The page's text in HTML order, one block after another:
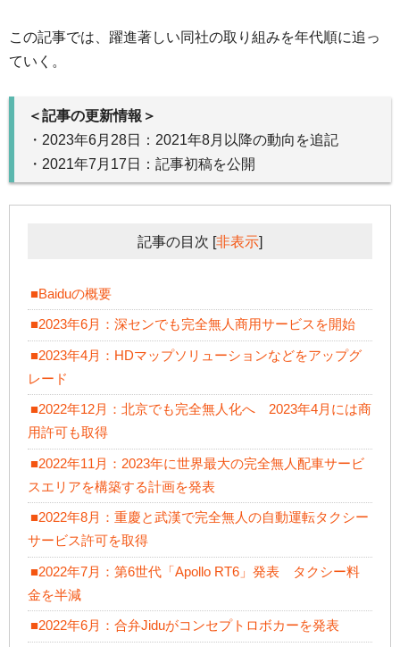
この記事では、躍進著しい同社の取り組みを年代順に追っ
ていく。
＜記事の更新情報＞
・2023年6月28日：2021年8月以降の動向を追記
・2021年7月17日：記事初稿を公開
記事の目次 [非表示]
■Baiduの概要
■2023年6月：深センでも完全無人商用サービスを開始
■2023年4月：HDマップソリューションなどをアップグ
レード
■2022年12月：北京でも完全無人化へ 2023年4月には商
用許可も取得
■2022年11月：2023年に世界最大の完全無人配車サービ
スエリアを構築する計画を発表
■2022年8月：重慶と武漢で完全無人の自動運転タクシー
サービス許可を取得
■2022年7月：第6世代「Apollo RT6」発表 タクシー料
金を半減
■2022年6月：合弁Jiduがコンセプトロボカーを発表